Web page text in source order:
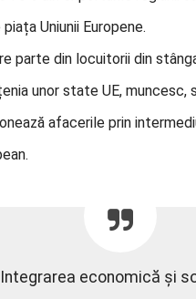
Uniunii Europene.
parte din locuitorii din
unor state UE, muncesc,
afacerile prin
economică și